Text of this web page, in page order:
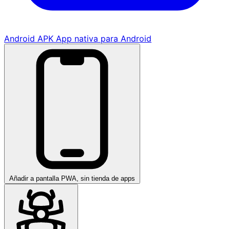
Android APK App nativa para Android
Añadir a pantalla PWA, sin tienda de apps